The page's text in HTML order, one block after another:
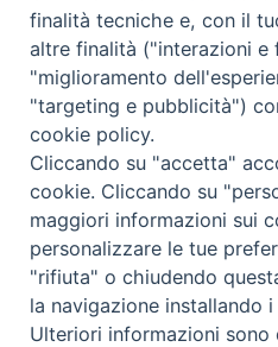
di
Diocesi di Como |
finalità tecniche e, con il
altre finalità ("interazioni e
"miglioramento
"targeting e pubblicità")
cookie policy.
Cliccando su "accetta"
cookie. Cliccando su
maggiori informazioni sui
personalizzare le tue
"rifiuta" o chiudendo
la navigazione installando
Ulteriori informazioni